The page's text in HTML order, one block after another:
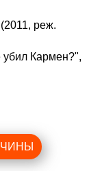
реж.
Кармен?",